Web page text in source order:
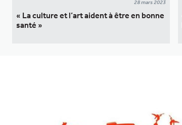
28 mars 2023
« La culture et l’art aident à être en bonne
santé »